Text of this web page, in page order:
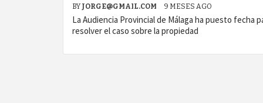
BY JORGE@GMAIL.COM 9 MESES AGO
La Audiencia Provincial de Málaga ha puesto fecha
resolver el caso sobre la propiedad